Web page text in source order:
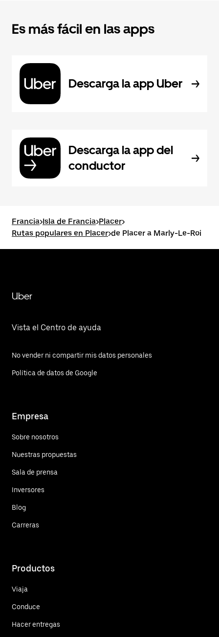
Es más fácil en las apps
Descarga la app Uber
Descarga la app del
conductor
Francia>Isla de Francia>Placer>
Rutas populares en Placer>de Placer a Marly-Le-Roi
Uber
Vista el Centro de ayuda
No vender ni compartir mis datos personales
Política de datos de Google
Empresa
Sobre nosotros
Nuestras propuestas
Sala de prensa
Inversores
Blog
Carreras
Productos
Viaja
Conduce
Hacer entregas